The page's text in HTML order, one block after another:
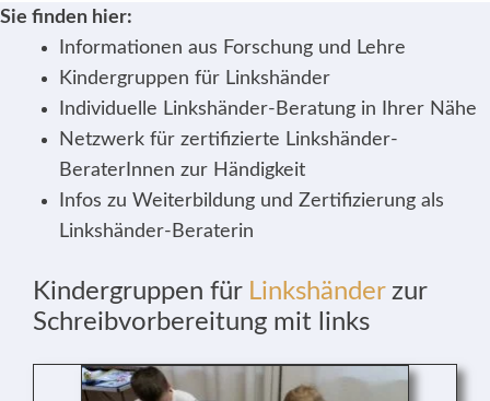
Sie finden hier:
Informationen aus Forschung und Lehre
Kindergruppen für Linkshänder
Individuelle Linkshänder-Beratung in Ihrer Nähe
Netzwerk für zertifizierte Linkshänder-
BeraterInnen zur Händigkeit
Infos zu Weiterbildung und Zertifizierung als
Linkshänder-Beraterin
Kindergruppen für Linkshänderzur
Schreibvorbereitung mit links